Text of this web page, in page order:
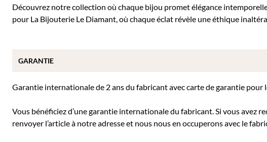
Découvrez notre collection où chaque bijou promet élégance
pour La Bijouterie Le Diamant, où chaque éclat révèle une éthique
Garantie internationale de 2 ans du fabricant avec carte de garantie
Vous bénéficiez d’une garantie internationale du fabricant. Si vous avez
renvoyer l’article à notre adresse et nous nous en occuperons avec le
GARANTIE